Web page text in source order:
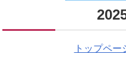
トップペー